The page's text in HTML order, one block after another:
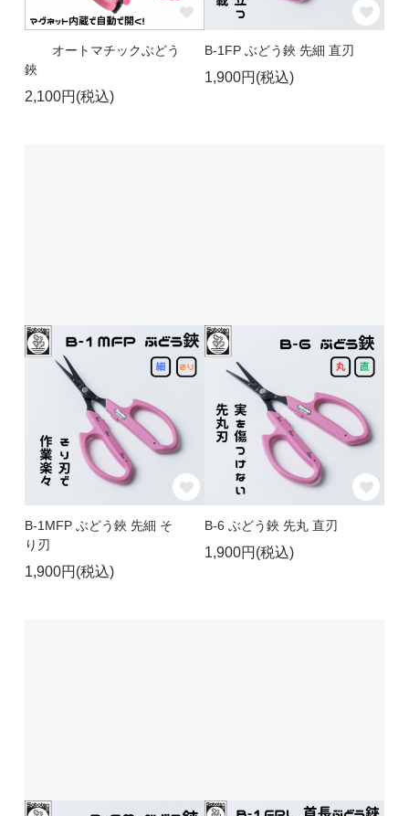
オートマチックぶどう
鋏
2,100円(税込)
B-1FP ぶどう鋏 先細 直刃
1,900円(税込)
B-1MFP ぶどう鋏 先細 そ
り刃
1,900円(税込)
B-6 ぶどう鋏 先丸 直刃
1,900円(税込)